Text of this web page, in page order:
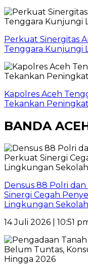
Perkuat Sinergitas
Tenggara Kunjungi
Kapolres Aceh
Tekankan
BANDA
Densus 88 Polri
Sinergi Cegah
Lingkungan Sekolah
14 Juli 2026 | 10:51